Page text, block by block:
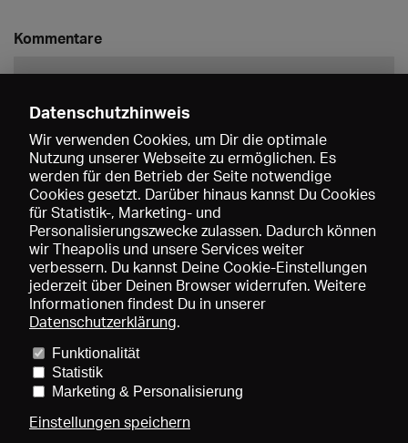
Kommentare
Speichern
Preise und Mitgliedschaften
Mediadaten
Über uns Impressum
Datenschutzhinweis
Wir verwenden Cookies, um Dir die optimale
Nutzung unserer Webseite zu ermöglichen. Es
werden für den Betrieb der Seite notwendige
Cookies gesetzt. Darüber hinaus kannst Du Cookies
für Statistik-, Marketing- und
Personalisierungszwecke zulassen. Dadurch können
wir Theapolis und unsere Services weiter
verbessern. Du kannst Deine Cookie-Einstellungen
jederzeit über Deinen Browser widerrufen. Weitere
Informationen findest Du in unserer
Datenschutzerklärung.
Funktionalität
Statistik
Marketing & Personalisierung
Einstellungen speichern